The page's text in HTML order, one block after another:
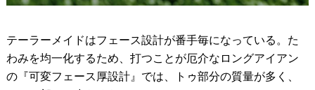
テーラーメイドはフェース設計が番手毎になっている。た
わみを均一化するため、打つことが厄介なロングアイアン
の『可変フェース厚設計』では、トゥ部分の質量が多く、